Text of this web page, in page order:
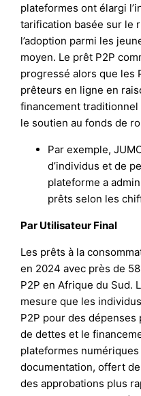
plateformes ont élargi
tarification basée sur le
l’adoption parmi les
moyen. Le prêt P2P
progressé alors que les
prêteurs en ligne en
financement traditionnel
le soutien au fonds de
Par exemple,
d’individus et de
plateforme a
prêts selon les
Par Utilisateur Final
Les prêts à la
en 2024 avec près de
P2P en Afrique du Sud.
mesure que les
P2P pour des
de dettes et le
plateformes
documentation, offert
des approbations plus